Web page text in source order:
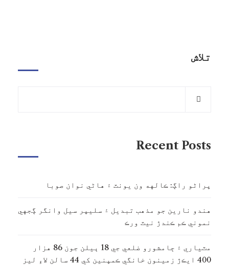
تلاش
Recent Posts
پراڻو راڳ: ڪالهه ون يونٽ ۽ هاڻي نوان صوبا
هندو نارين جو مذهب تبديل ۽ سليپر سيل وانگر ڳجهي
نموني ڪم ڪندڙ نيٽ ورڪ
مٽياري ۽ ڄامشورو ضلعي جي 18 ٻيلن جون 86 هزار
400 ايڪڙ زمينون خانگي ڪمپنين کي 44 سالن لاءِ ليز